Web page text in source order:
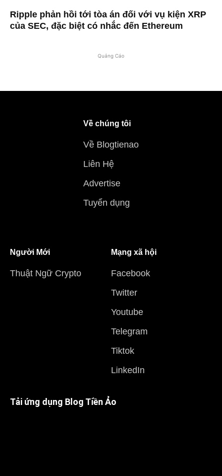
Ripple phản hồi tới tòa án đối với vụ kiện XRP
của SEC, đặc biệt có nhắc đến Ethereum
Quảng Cáo
Về chúng tôi
Về Blogtienao
Liên Hệ
Advertise
Tuyển dụng
Người Mới
Thuật Ngữ Crypto
Mạng xã hội
Facebook
Twitter
Youtube
Telegram
Tiktok
LinkedIn
Tải ứng dụng Blog Tiền Ảo